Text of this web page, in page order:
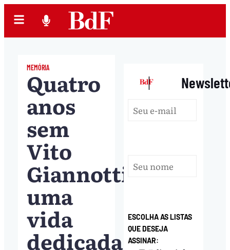
MEMÓRIA
Quatro
anos
sem
Vito
Giannotti:
uma
vida
dedicada
|
ESCOLHA AS LISTAS
QUE DESEJA
ASSINAR: